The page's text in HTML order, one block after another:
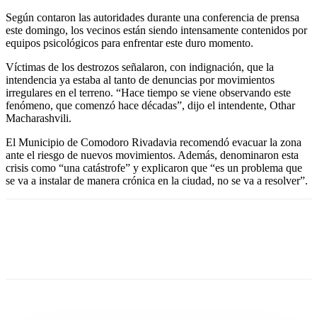
Según contaron las autoridades durante una conferencia de prensa
este domingo, los vecinos están siendo intensamente contenidos por
equipos psicológicos para enfrentar este duro momento.
Víctimas de los destrozos señalaron, con indignación, que la
intendencia ya estaba al tanto de denuncias por movimientos
irregulares en el terreno. “Hace tiempo se viene observando este
fenómeno, que comenzó hace décadas”, dijo el intendente, Othar
Macharashvili.
El Municipio de Comodoro Rivadavia recomendó evacuar la zona
ante el riesgo de nuevos movimientos. Además, denominaron esta
crisis como “una catástrofe” y explicaron que “es un problema que
se va a instalar de manera crónica en la ciudad, no se va a resolver”.